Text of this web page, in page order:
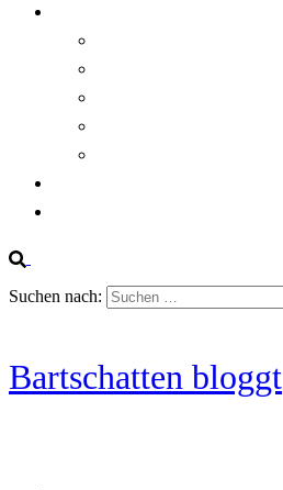
Suchen nach:
Bartschatten bloggt